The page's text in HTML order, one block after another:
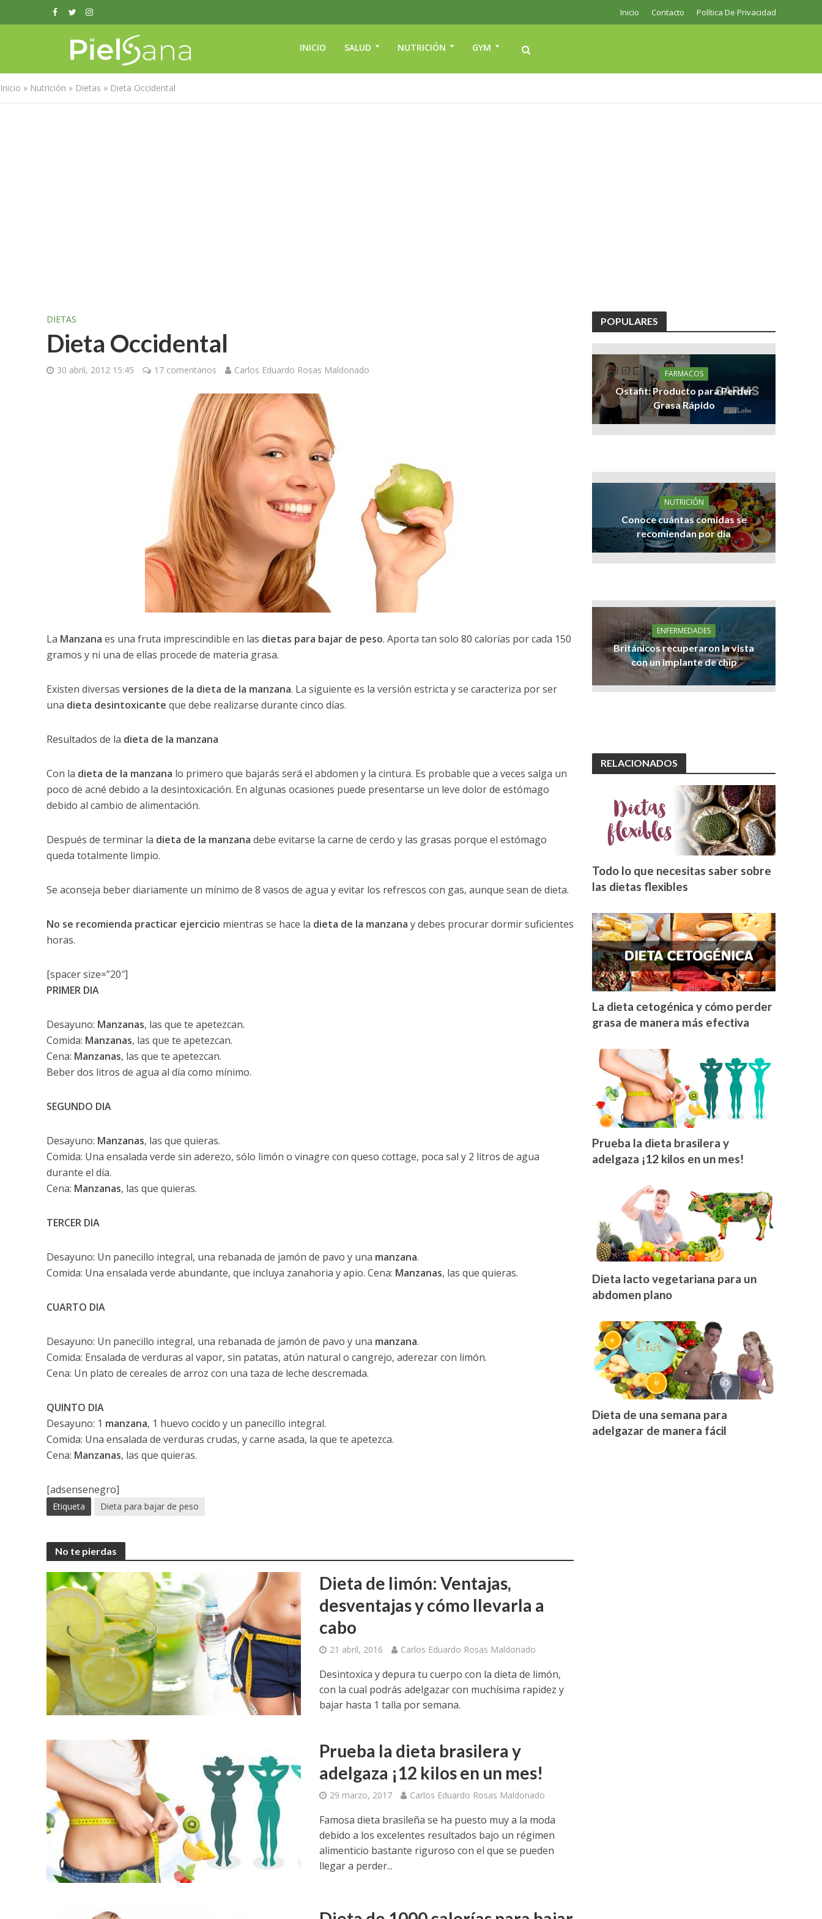
Inicio Contacto Política De Privacidad
INICIO SALUD NUTRICIÓN GYM
Inicio » Nutrición » Dietas » Dieta Occidental
DIETAS
Dieta Occidental
30 abril, 2012 15:45 17 comentarios Carlos Eduardo Rosas Maldonado
La Manzana es una fruta imprescindible en las dietas para bajar de peso. Aporta tan solo 80 calorías por cada 150
gramos y ni una de ellas procede de materia grasa.
Existen diversas versiones de la dieta de la manzana. La siguiente es la versión estricta y se caracteriza por ser
una dieta desintoxicante que debe realizarse durante cinco días.
Resultados de la dieta de la manzana
Con la dieta de la manzana lo primero que bajarás será el abdomen y la cintura. Es probable que a veces salga un
poco de acné debido a la desintoxicación. En algunas ocasiones puede presentarse un leve dolor de estómago
debido al cambio de alimentación.
Después de terminar la dieta de la manzana debe evitarse la carne de cerdo y las grasas porque el estómago
queda totalmente limpio.
Se aconseja beber diariamente un mínimo de 8 vasos de agua y evitar los refrescos con gas, aunque sean de dieta.
No se recomienda practicar ejercicio mientras se hace la dieta de la manzana y debes procurar dormir suficientes
horas.
[spacer size=”20″]
PRIMER DIA
Desayuno: Manzanas, las que te apetezcan.
Comida: Manzanas, las que te apetezcan.
Cena: Manzanas, las que te apetezcan.
Beber dos litros de agua al día como mínimo.
SEGUNDO DIA
Desayuno: Manzanas, las que quieras.
Comida: Una ensalada verde sin aderezo, sólo limón o vinagre con queso cottage, poca sal y 2 litros de agua
durante el día.
Cena: Manzanas, las que quieras.
TERCER DIA
Desayuno: Un panecillo integral, una rebanada de jamón de pavo y una manzana.
Comida: Una ensalada verde abundante, que incluya zanahoria y apio. Cena: Manzanas, las que quieras.
CUARTO DIA
Desayuno: Un panecillo integral, una rebanada de jamón de pavo y una manzana.
Comida: Ensalada de verduras al vapor, sin patatas, atún natural o cangrejo, aderezar con limón.
Cena: Un plato de cereales de arroz con una taza de leche descremada.
QUINTO DIA
Desayuno: 1 manzana, 1 huevo cocido y un panecillo integral.
Comida: Una ensalada de verduras crudas, y carne asada, la que te apetezca.
Cena: Manzanas, las que quieras.
[adsensenegro]
Etiqueta Dieta para bajar de peso
No te pierdas
Dieta de limón: Ventajas,
desventajas y cómo llevarla a
cabo
21 abril, 2016 Carlos Eduardo Rosas Maldonado
Desintoxica y depura tu cuerpo con la dieta de limón,
con la cual podrás adelgazar con muchísima rapidez y
bajar hasta 1 talla por semana.
Prueba la dieta brasilera y
adelgaza ¡12 kilos en un mes!
29 marzo, 2017 Carlos Eduardo Rosas Maldonado
Famosa dieta brasileña se ha puesto muy a la moda
debido a los excelentes resultados bajo un régimen
alimenticio bastante riguroso con el que se pueden
llegar a perder...
POPULARES
FARMACOS
Ostafit: Producto para Perder
Grasa Rápido
NUTRICIÓN
Conoce cuántas comidas se
recomiendan por día
ENFERMEDADES
Británicos recuperaron la vista
con un implante de chip
RELACIONADOS
Todo lo que necesitas saber sobre
las dietas flexibles
La dieta cetogénica y cómo perder
grasa de manera más efectiva
Prueba la dieta brasilera y
adelgaza ¡12 kilos en un mes!
Dieta lacto vegetariana para un
abdomen plano
Dieta de una semana para
adelgazar de manera fácil